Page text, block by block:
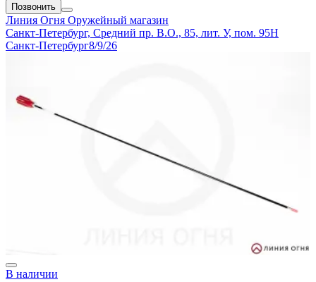
Позвонить
Линия Огня Оружейный магазин
Санкт-Петербург, Средний пр. В.О., 85, лит. У, пом. 95Н
Санкт-Петербург8/9/26
В наличии